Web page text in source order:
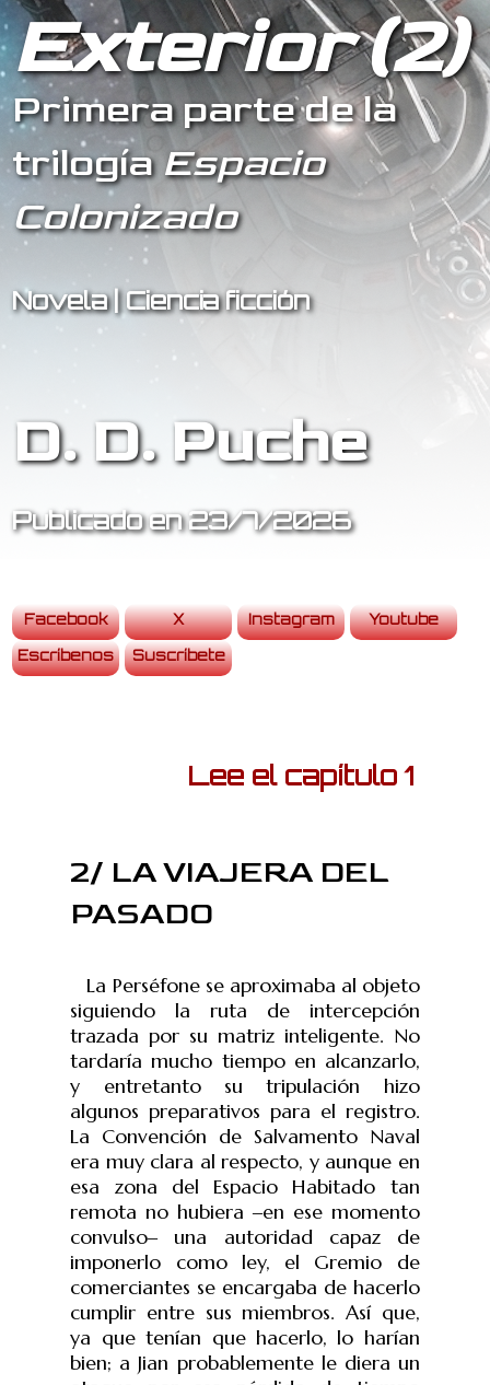
Exterior (2)
Primera parte de la
trilogíaEspacio
Colonizado
Novela | Ciencia ficción
D. D. Puche
Publicado en 23/7/2026
Facebook X Instagram Youtube
Escríbenos Suscríbete
Lee el capítulo 1
2/ LA VIAJERA DEL
PASADO
La Perséfone se aproximaba al objeto
siguiendo la ruta de intercepción
trazada por su matriz inteligente. No
tardaría mucho tiempo en alcanzarlo,
y entretanto su tripulación hizo
algunos preparativos para el registro.
La Convención de Salvamento Naval
era muy clara al respecto, y aunque en
esa zona del Espacio Habitado tan
remota no hubiera ‒en ese momento
convulso‒ una autoridad capaz de
imponerlo como ley, el Gremio de
comerciantes se encargaba de hacerlo
cumplir entre sus miembros. Así que,
ya que tenían que hacerlo, lo harían
bien; a Jian probablemente le diera un